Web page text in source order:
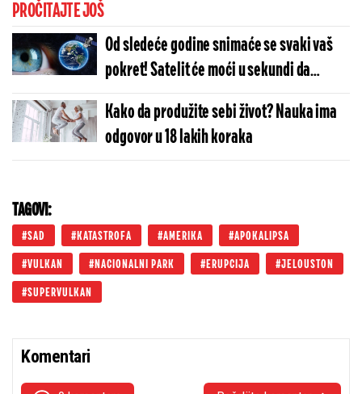
PROČITAJTE JOŠ
Od sledeće godine snimaće se svaki vaš
pokret! Satelit će moći u sekundi da
prepozna vaše lice
Kako da produžite sebi život? Nauka ima
odgovor u 18 lakih koraka
TAGOVI:
SAD KATASTROFA AMERIKA APOKALIPSA
VULKAN NACIONALNI PARK ERUPCIJA JELOUSTON
SUPERVULKAN
Komentari